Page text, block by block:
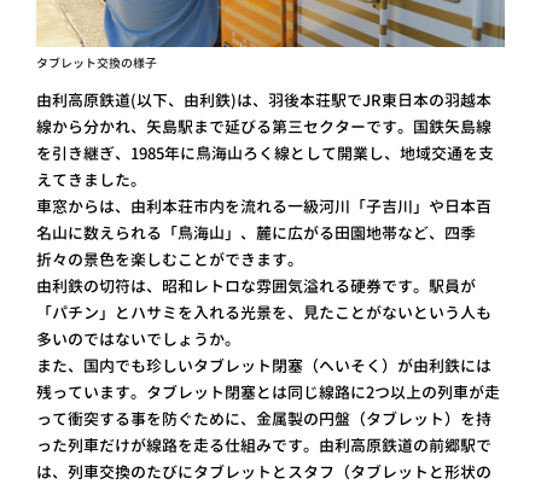
タブレット交換の様子
由利高原鉄道(以下、由利鉄)は、羽後本荘駅でJR東日本の羽越本
線から分かれ、矢島駅まで延びる第三セクターです。国鉄矢島線
を引き継ぎ、1985年に鳥海山ろく線として開業し、地域交通を支
えてきました。
車窓からは、由利本荘市内を流れる一級河川「子吉川」や日本百
名山に数えられる「鳥海山」、麓に広がる田園地帯など、四季
折々の景色を楽しむことができます。
由利鉄の切符は、昭和レトロな雰囲気溢れる硬券です。駅員が
「パチン」とハサミを入れる光景を、見たことがないという人も
多いのではないでしょうか。
また、国内でも珍しいタブレット閉塞（へいそく）が由利鉄には
残っています。タブレット閉塞とは同じ線路に2つ以上の列車が走
って衝突する事を防ぐために、金属製の円盤（タブレット）を持
った列車だけが線路を走る仕組みです。由利高原鉄道の前郷駅で
は、列車交換のたびにタブレットとスタフ（タブレットと形状の